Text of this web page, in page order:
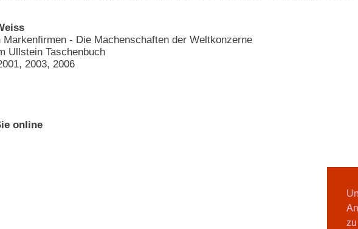
- Die Machenschaften der Weltkonzerne
Ullstein Taschenbuch
2003, 2006
online